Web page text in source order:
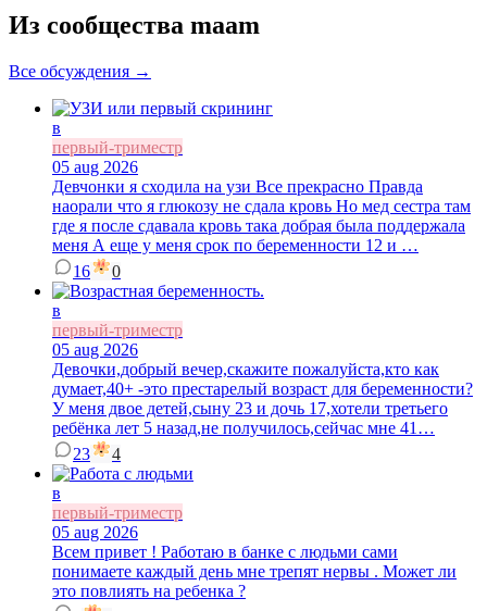
Из сообщества maam
Все обсуждения →
в
первый-триместр
05 aug 2026
Девчонки я сходила на узи Все прекрасно Правда
наорали что я глюкозу не сдала кровь Но мед сестра там
где я после сдавала кровь така добрая была поддержала
меня А еще у меня срок по беременности 12 и …
16
0
в
первый-триместр
05 aug 2026
Девочки,добрый вечер,скажите пожалуйста,кто как
думает,40+ -это престарелый возраст для беременности?
У меня двое детей,сыну 23 и дочь 17,хотели третьего
ребёнка лет 5 назад,не получилось,сейчас мне 41…
23
4
в
первый-триместр
05 aug 2026
Всем привет ! Работаю в банке с людьми сами
понимаете каждый день мне трепят нервы . Может ли
это повлиять на ребенка ?